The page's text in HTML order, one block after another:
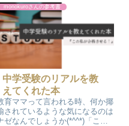
貴先生の本です。「勉強しな
！」と宣言していた息子を変え
くれたありがたい本の紹介で
。やる気スイッチ見つかりまし
～
monokuroさんの参考書
中学受験のリアルを教
えてくれた本
育ママって言われる時、何か揶
されているような気になるのは
ゼなんでしょうか(*^^*)「この